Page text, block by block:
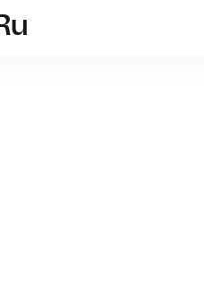
essentuki24.ru